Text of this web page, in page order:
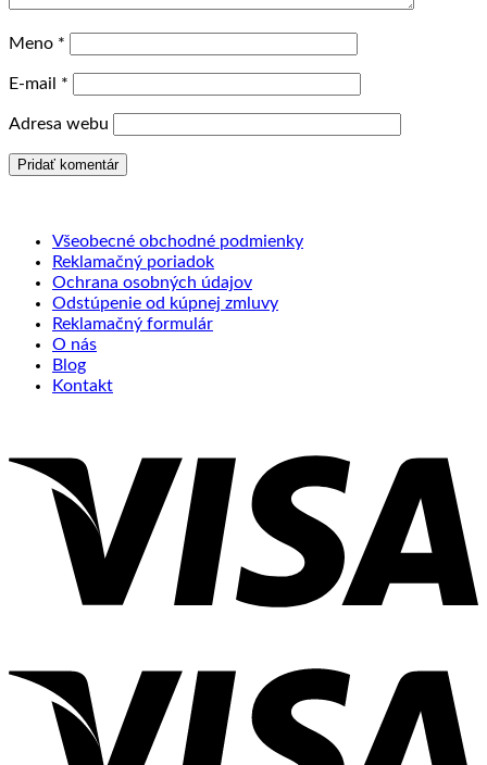
Meno *
E-mail *
Adresa webu
Všeobecné obchodné podmienky
Reklamačný poriadok
Ochrana osobných údajov
Odstúpenie od kúpnej zmluvy
Reklamačný formulár
O nás
Blog
Kontakt